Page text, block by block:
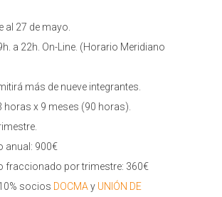
al 27 de mayo.
a 22h. On-Line. (Horario Meridiano
más de nueve integrantes.
horas x 9 meses (90 horas).
anual: 900€
fraccionado por trimestre: 360€
socios DOCMAy UNIÓN DE